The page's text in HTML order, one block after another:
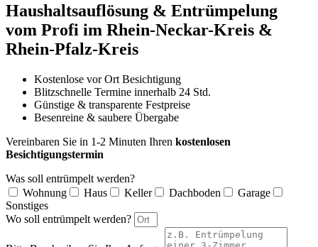
Haushaltsauflösung & Entrümpelung
vom Profi im Rhein-Neckar-Kreis &
Rhein-Pfalz-Kreis
Kostenlose vor Ort Besichtigung
Blitzschnelle Termine innerhalb 24 Std.
Günstige & transparente Festpreise
Besenreine & saubere Übergabe
Vereinbaren Sie in 1-2 Minuten Ihren kostenlosen
Besichtigungstermin
Was soll entrümpelt werden?
Wohnung
Haus Keller Dachboden
Garage
Sonstiges
Wo soll entrümpelt werden?